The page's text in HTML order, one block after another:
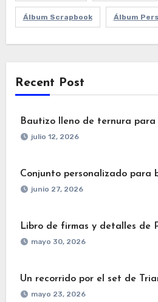
Álbum Scrapbook Álbum
Recent Post
Bautizo lleno de ternura para
julio 12, 2026
Conjunto personalizado para
junio 27, 2026
Libro de firmas y detalles de
mayo 30, 2026
Un recorrido por el set de
mayo 23, 2026